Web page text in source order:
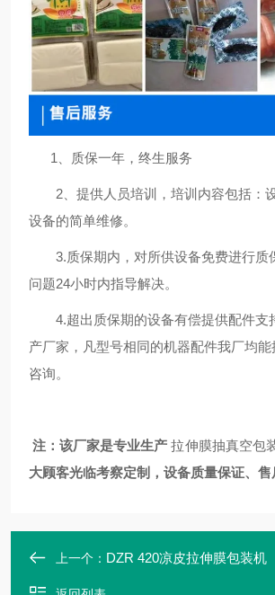
1 、质保一年，终生服务
2、提供人员培训，培训内容包括：
设备的简单维修。
3.质保期内，对所供设备免费进行质
问题24小时内指导解决。
4.超出质保期的设备有偿提供配件支
产厂家，凡型号相同的机器配件我厂均
咨询。
注：该厂家是专业生产 拉伸膜抽真空包
大顾客光临考察定制，设备质量保证、售
上一个： DZR 420凉皮拉伸膜包装机